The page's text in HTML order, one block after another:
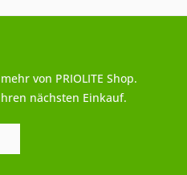
von PRIOLITE Shop.
nächsten Einkauf.